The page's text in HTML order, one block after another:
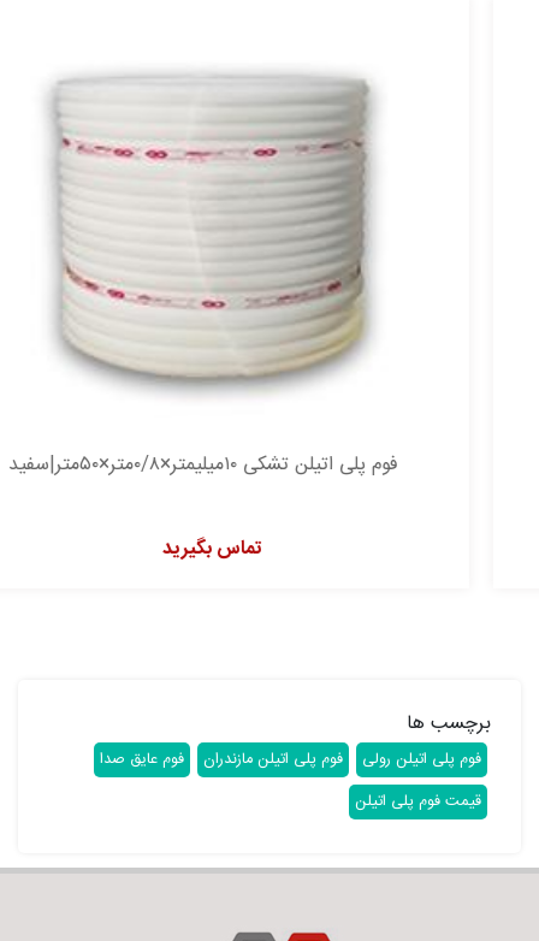
فوم پلی اتیلن تشکی ۱۰میلیمتر×۰/۸متر×۵۰متر|سفید
تماس بگیرید
برچسب ها
فوم پلی اتیلن رولی فوم پلی اتیلن مازندران
فوم عایق صدا
قیمت فوم پلی اتیلن